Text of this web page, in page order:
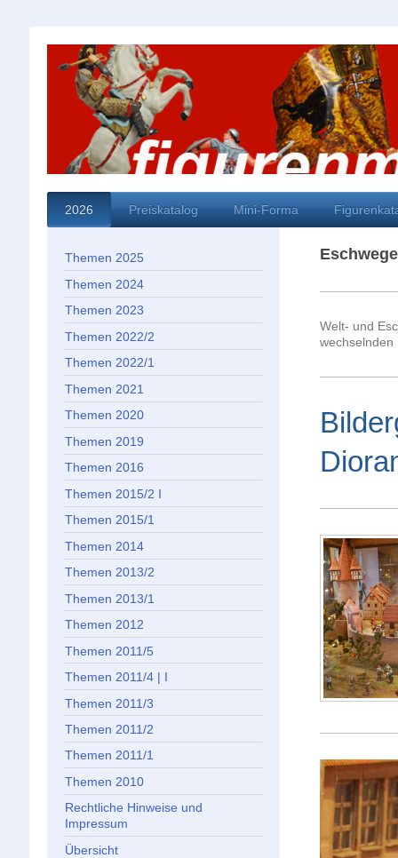
2026 Preiskatalog Mini-Forma
Welt- und
wechselnden
Themen 2025
Themen 2024
Themen 2023
Themen 2022/2
Themen 2022/1
Themen 2021
Themen 2020
Themen 2019
Themen 2016
Themen 2015/2 I
Themen 2015/1
Themen 2014
Themen 2013/2
Themen 2013/1
Themen 2012
Themen 2011/5
Themen 2011/4 | I
Themen 2011/3
Themen 2011/2
Themen 2011/1
Themen 2010
Rechtliche Hinweise und
Impressum
Übersicht